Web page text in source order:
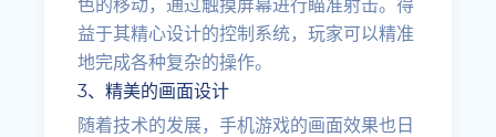
色的移动，通过触摸屏幕进行瞄准射击。得
益于其精心设计的控制系统，玩家可以精准
地完成各种复杂的操作。
3、精美的画面设计
随着技术的发展，手机游戏的画面效果也日